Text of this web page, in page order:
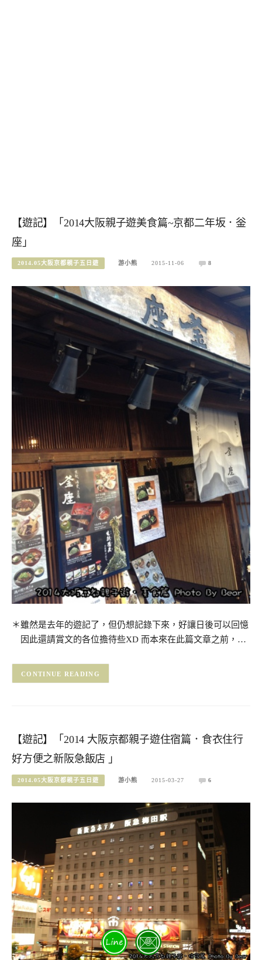
【遊記】「2014大阪親子遊美食篇~京都二年坂．釡
座」
2014.05大阪京都親子五日遊 游小熊 2015-11-06 8
＊雖然是去年的遊記了，但仍想記錄下來，好讓日後可以回憶
因此還請賞文的各位擔待些XD 而本來在此篇文章之前，…
CONTINUE READING
【遊記】「2014 大阪京都親子遊住宿篇．食衣住行
好方便之新阪急飯店 」
2014.05大阪京都親子五日遊 游小熊 2015-03-27 6